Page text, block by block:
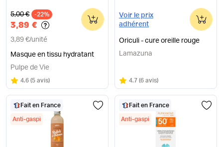
Ancien prix
5,00 € -22%
3,89 €
3,89 €/unité
Masque en tissu hydratant
0
Pulpe de Vie
Note
4.6 sur 5
(5 avis)
Voir le prix
adhérent
Oriculi - cure oreille rouge
0
Lamazuna
Note
4.7 sur 5
(6 avis)
Fait en France
Anti-gaspi
Fait en France
Anti-gaspi